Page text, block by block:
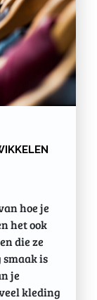
hoe je
het ook
die ze
smaak is
je
kleding